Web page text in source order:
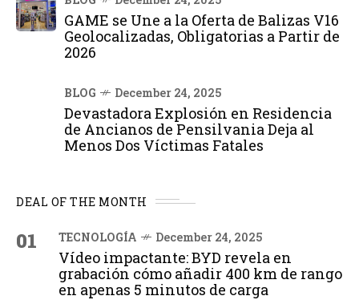
GAME se Une a la Oferta de Balizas V16
Geolocalizadas, Obligatorias a Partir de
2026
BLOG December 24, 2025
Devastadora Explosión en Residencia
de Ancianos de Pensilvania Deja al
Menos Dos Víctimas Fatales
DEAL OF THE MONTH
01 TECNOLOGÍA December 24, 2025
Vídeo impactante: BYD revela en
grabación cómo añadir 400 km de rango
en apenas 5 minutos de carga